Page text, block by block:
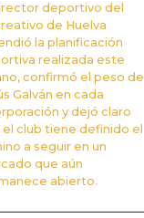
deportivo del
de Huelva
la planificación
realizada este
confirmó el peso de
Galván en cada
y dejó claro
el club tiene definido el
a seguir en un
que aún
abierto.